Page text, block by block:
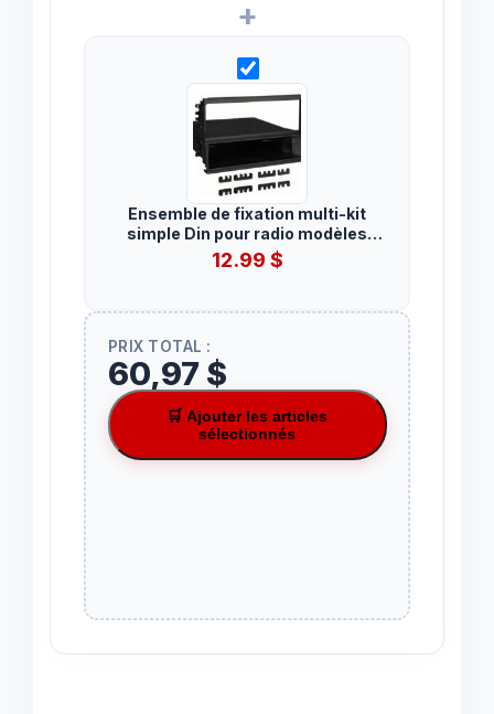
+
Ensemble de fixation multi-kit
simple Din pour radio modèles
Hyundai Elantra 1996-2000,
Sonata 1995-2001, Tiburon 1997-
12.99 $
PRIX TOTAL :
60,97 $
🛒 Ajouter les articles
sélectionnés